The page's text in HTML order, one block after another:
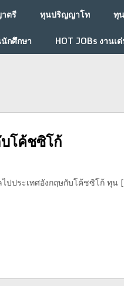
ตรี ทุนปริญญาโท ทุ
กศึกษา HOT JOBs งานเ
โค้ชซิโก้
ปประเทศอังกฤษกับโค้ชซิโก้ ทุน